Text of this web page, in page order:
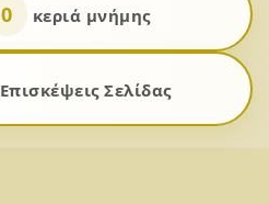
0 κεριά μνήμης
Επισκέψεις Σελίδας